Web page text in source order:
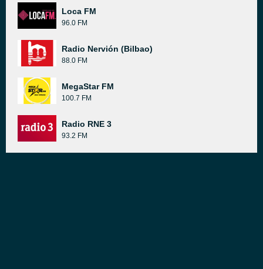
Loca FM
96.0 FM
Radio Nervión (Bilbao)
88.0 FM
MegaStar FM
100.7 FM
Radio RNE 3
93.2 FM